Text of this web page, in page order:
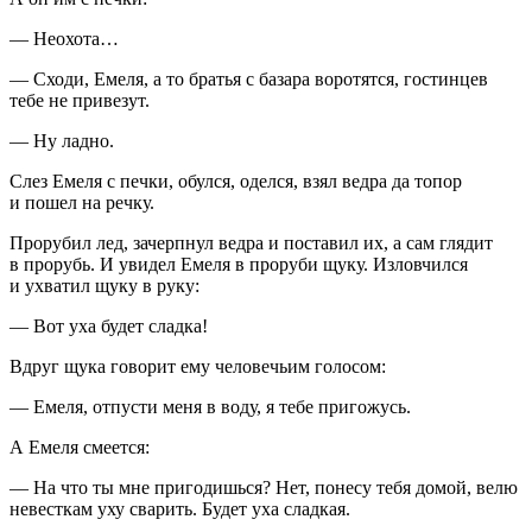
— Неохота…
— Сходи, Емеля, а то братья с базара воротятся, гостинцев
тебе не привезут.
— Ну ладно.
Слез Емеля с печки, обулся, оделся, взял ведра да топор
и пошел на речку.
Прорубил лед, зачерпнул ведра и поставил их, а сам глядит
в прорубь. И увидел Емеля в проруби щуку. Изловчился
и ухватил щуку в руку:
— Вот уха будет сладка!
Вдруг щука говорит ему человечьим голосом:
— Емеля, отпусти меня в воду, я тебе пригожусь.
А Емеля смеется:
— На что ты мне пригодишься? Нет, понесу тебя домой, велю
невесткам уху сварить. Будет уха сладкая.